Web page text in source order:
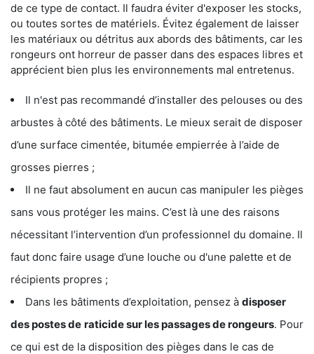
de ce type de contact. Il faudra éviter d'exposer les stocks,
ou toutes sortes de matériels. Évitez également de laisser
les matériaux ou détritus aux abords des bâtiments, car les
rongeurs ont horreur de passer dans des espaces libres et
apprécient bien plus les environnements mal entretenus.
Il n'est pas recommandé d’installer des pelouses ou des
arbustes à côté des bâtiments. Le mieux serait de disposer
d’une surface cimentée, bitumée empierrée à l’aide de
grosses pierres ;
Il ne faut absolument en aucun cas manipuler les pièges
sans vous protéger les mains. C’est là une des raisons
nécessitant l’intervention d’un professionnel du domaine. Il
faut donc faire usage d’une louche ou d'une palette et de
récipients propres ;
Dans les bâtiments d’exploitation, pensez à disposer
des postes de raticide sur les passages de rongeurs. Pour
ce qui est de la disposition des pièges dans le cas de